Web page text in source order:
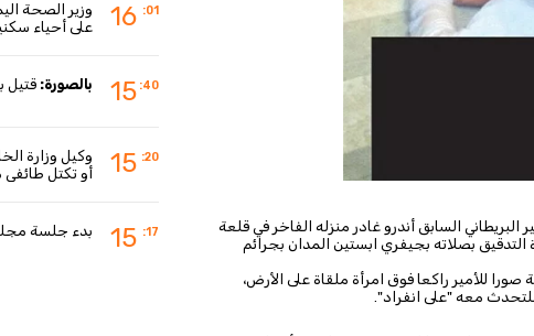
البريطاني السابق أندرو غادر منزله الفاخر في قلعة
بصلاته بجيفري ابستين المدان بجرائم
صورا للأمير راكعا فوق امرأة ملقاة على الأرض،
للتحدث معه "على انفراد".
16 :01
على أحياء
15 :40 بالصورة: قتيل
15 :20
وكيل وزارة
أو تكتل
15 :17 بدء جلسة